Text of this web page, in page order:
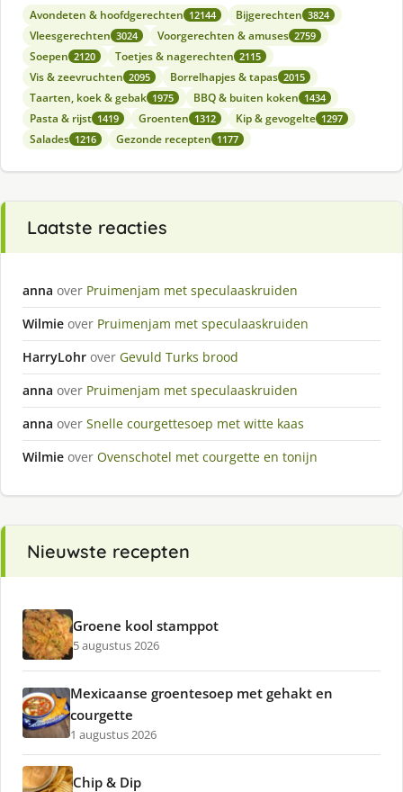
Avondeten & hoofdgerechten 12144 Bijgerechten 3824
Vleesgerechten 3024 Voorgerechten & amuses 2759
Soepen 2120 Toetjes & nagerechten 2115
Vis & zeevruchten 2095 Borrelhapjes & tapas 2015
Taarten, koek & gebak 1975 BBQ & buiten koken 1434
Pasta & rijst 1419 Groenten 1312 Kip & gevogelte 1297
Salades 1216 Gezonde recepten 1177
Laatste reacties
anna over Pruimenjam met speculaaskruiden
Wilmie over Pruimenjam met speculaaskruiden
HarryLohr over Gevuld Turks brood
anna over Pruimenjam met speculaaskruiden
anna over Snelle courgettesoep met witte kaas
Wilmie over Ovenschotel met courgette en tonijn
Nieuwste recepten
Groene kool stamppot
5 augustus 2026
Mexicaanse groentesoep met gehakt en
courgette
1 augustus 2026
Chip & Dip